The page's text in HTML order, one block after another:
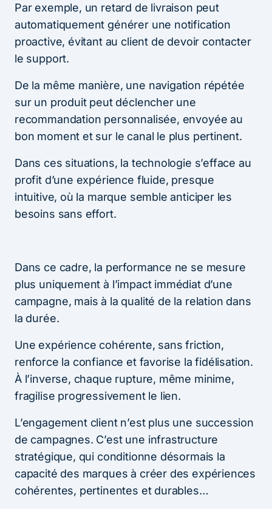
Par exemple, un retard de livraison peut
automatiquement générer une notification
proactive, évitant au client de devoir contacter
le support.
De la même manière, une navigation répétée
sur un produit peut déclencher une
recommandation personnalisée, envoyée au
bon moment et sur le canal le plus pertinent.
Dans ces situations, la technologie s’efface au
profit d’une expérience fluide, presque
intuitive, où la marque semble anticiper les
besoins sans effort.
Dans ce cadre, la performance ne se mesure
plus uniquement à l’impact immédiat d’une
campagne, mais à la qualité de la relation dans
la durée.
Une expérience cohérente, sans friction,
renforce la confiance et favorise la fidélisation.
À l’inverse, chaque rupture, même minime,
fragilise progressivement le lien.
L’engagement client n’est plus une succession
de campagnes. C’est une infrastructure
stratégique, qui conditionne désormais la
capacité des marques à créer des expériences
cohérentes, pertinentes et durables…